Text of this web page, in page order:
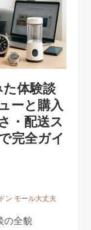
体験談
ーと購入
・配送ス
完全ガイ
ン モール大丈夫
の全貌